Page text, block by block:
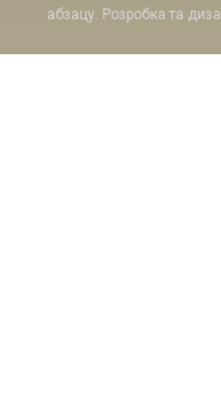
абзацу. Розробка та